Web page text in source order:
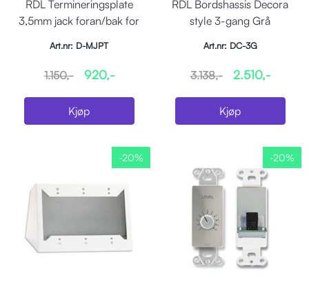
RDL Termineringsplate
3,5mm jack foran/bak for
Art.nr: D-MJPT
1.150,- 920,-
Kjøp
RDL Bordshassis Decora
style 3-gang Grå
Art.nr: DC-3G
3.138,- 2.510,-
Kjøp
-20% -20%